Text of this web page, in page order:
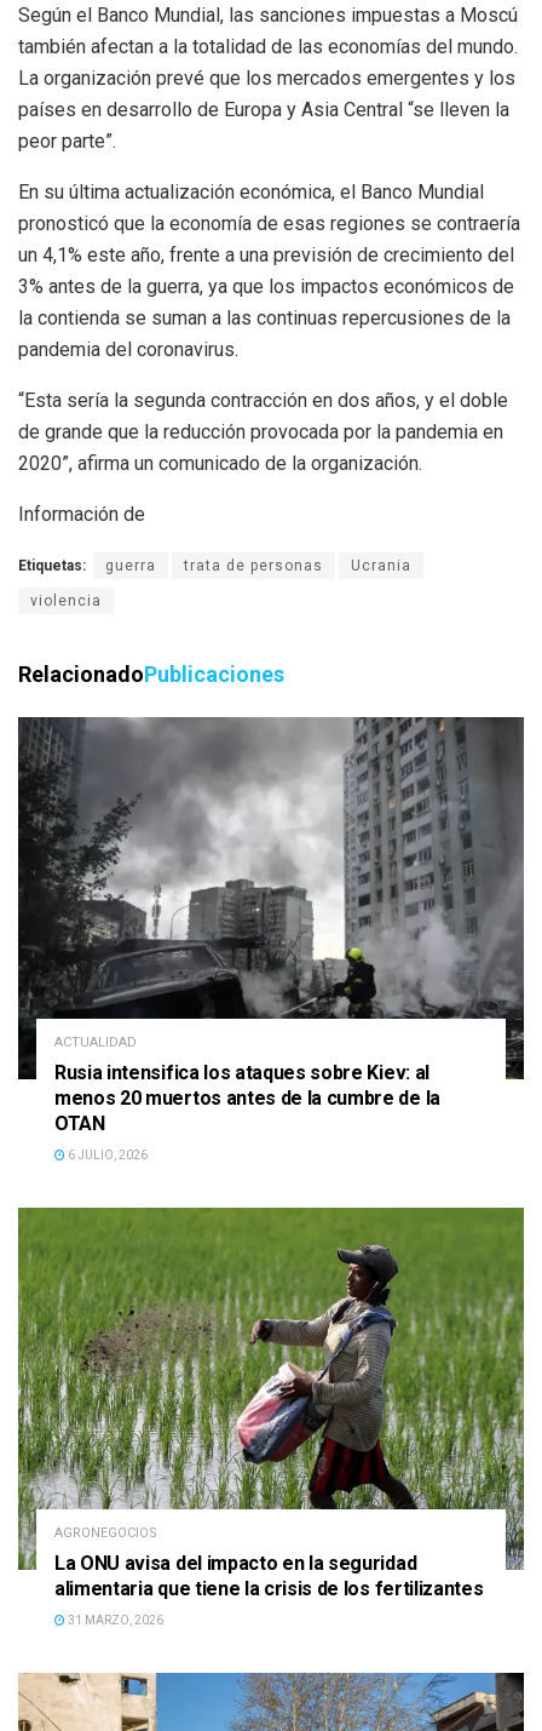
Según el Banco Mundial, las sanciones impuestas a Moscú
también afectan a la totalidad de las economías del mundo.
La organización prevé que los mercados emergentes y los
países en desarrollo de Europa y Asia Central “se lleven la
peor parte”.
En su última actualización económica, el Banco Mundial
pronosticó que la economía de esas regiones se contraería
un 4,1% este año, frente a una previsión de crecimiento del
3% antes de la guerra, ya que los impactos económicos de
la contienda se suman a las continuas repercusiones de la
pandemia del coronavirus.
“Esta sería la segunda contracción en dos años, y el doble
de grande que la reducción provocada por la pandemia en
2020”, afirma un comunicado de la organización.
Información de
Etiquetas: guerra trata de personas Ucrania
violencia
RelacionadoPublicaciones
ACTUALIDAD
Rusia intensifica los ataques sobre Kiev: al
menos 20 muertos antes de la cumbre de la
OTAN
6 JULIO, 2026
AGRONEGOCIOS
La ONU avisa del impacto en la seguridad
alimentaria que tiene la crisis de los fertilizantes
31 MARZO, 2026